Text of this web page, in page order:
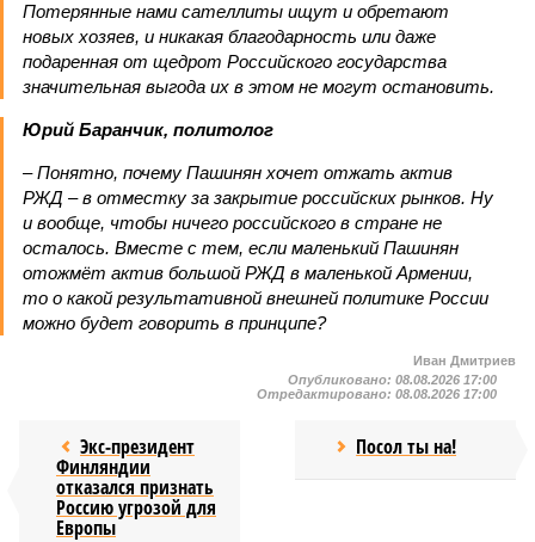
Потерянные нами сателлиты ищут и обретают
новых хозяев, и никакая благодарность или даже
подаренная от щедрот Российского государства
значительная выгода их в этом не могут остановить.
Юрий Баранчик, политолог
– Понятно, почему Пашинян хочет отжать актив
РЖД – в отместку за закрытие российских рынков. Ну
и вообще, чтобы ничего российского в стране не
осталось. Вместе с тем, если маленький Пашинян
отожмёт актив большой РЖД в маленькой Армении,
то о какой результативной внешней политике России
можно будет говорить в принципе?
Иван Дмитриев
Опубликовано: 08.08.2026 17:00
Отредактировано: 08.08.2026 17:00
Экс-президент
Финляндии
отказался признать
Россию угрозой для
Европы
Посол ты на!